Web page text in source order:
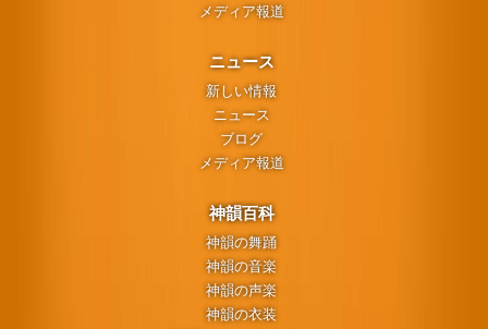
メディア報道
ニュース
新しい情報
ニュース
ブログ
メディア報道
神韻百科
神韻の舞踊
神韻の音楽
神韻の声楽
神韻の衣装